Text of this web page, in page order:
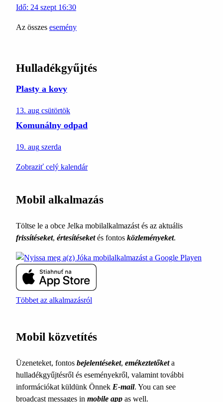
Idő: 24 szept 16:30
Az összes esemény
Hulladékgyűjtés
Plasty a kovy
13. aug csütörtök
Komunálny odpad
19. aug szerda
Zobraziť celý kalendár
Mobil alkalmazás
Töltse le a obce Jelka mobilalkalmazást és az aktuális
frissítéseket, értesítéseketés fontos közleményeket.
Többet az alkalmazásról
Mobil közvetítés
Üzeneteket, fontos bejelentéseket, emékeztetőketa
hulladékgyűjtésről és eseményekről, valamint további
információkat küldünk Önnek E-mail. You can see
broadcast messages in mobile app as well.